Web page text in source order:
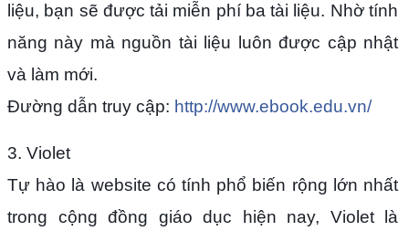
liệu, bạn sẽ được tải miễn phí ba tài liệu. Nhờ tính
năng này mà nguồn tài liệu luôn được cập nhật
và làm mới.
Đường dẫn truy cập: http://www.ebook.edu.vn/
3. Violet
Tự hào là website có tính phổ biến rộng lớn nhất
trong cộng đồng giáo dục hiện nay, Violet là